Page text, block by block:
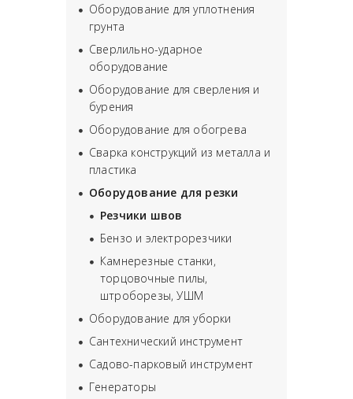
Оборудование для уплотнения
грунта
Сверлильно-ударное
оборудование
Оборудование для сверления и
бурения
Оборудование для обогрева
Сварка конструкций из металла и
пластика
Оборудование для резки
Резчики швов
Бензо и электрорезчики
Камнерезные станки,
торцовочные пилы,
штроборезы, УШМ
Оборудование для уборки
Сантехнический инструмент
Садово-парковый инструмент
Генераторы